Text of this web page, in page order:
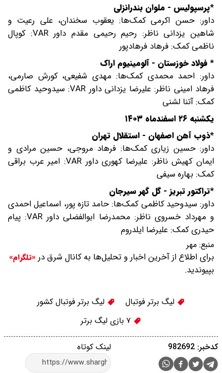
*پرسپولیس - ملوان بندرانزلی
داور: حسن اکرمی کمک‌ها: یعقوب سخندان، علی رعیت و
شاهین یزدانی ناظر: رحیم رحیمی مقدم داور VAR: کوپال
ناظمی کمک: فرهاد فرهادپور
* فولاد خوزستان - آلومینیوم اراک
داور: احمد محمدی کمک‌ها: مهدی شفیعی، کورش صارمی،
فرهاد امینی ناظر: علیرضا یزدانی داور VAR: سیدوحید کاظمی
کمک: آتنا لشنی
یکشنبه ۲۶ اسفندماه ۱۴۰۳
*ذوب آهن اصفهان - استقلال تهران
داور: حسین زیاری کمک‌ها: فرهاد مروجی، حسین مرادی و
ایمان کهیش ناظر: علیرضا کهوری داور VAR: امیر عرب براقی
کمک: بهاره سیفی
*تراکتور تبریز - گل گهر سیرجان
داور: سیدوحید کاظمی کمک‌ها: حامد تازه پور، اسماعیل احمدی
و مهرداد خسروی ناظر: محمدرضا ابوالفضلی داور VAR: پیام
حیدری کمک: علیرضا ایلدروم
منبع: مهر
برای اطلاع از آخرین اخبار و تحلیل‌ها به کانال شرق در «تلگرام»
بپیوندید.
لیگ برتر فوتبال
لیگ برتر فوتبال کشور
لینک کوتاه کدخبر: 982692